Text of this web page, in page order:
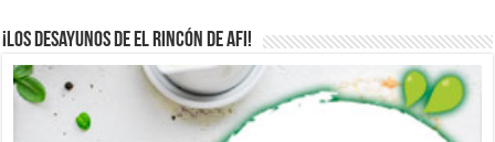
¡Los desayunos de El Rincón de Afi!